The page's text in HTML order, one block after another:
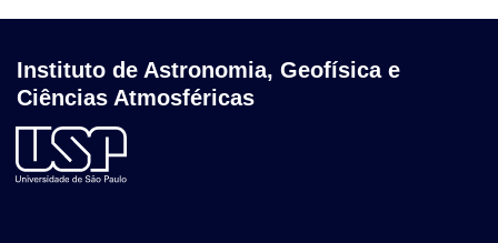
Instituto de Astronomia, Geofísica e
Ciências Atmosféricas